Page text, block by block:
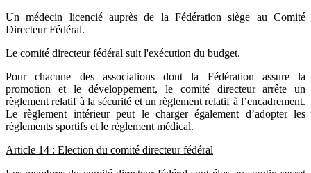
Un médecin licencié auprès de la Fédération siège au Comité
Directeur Fédéral.
Le comité directeur fédéral suit l'exécution du budget.
Pour chacune des associations dont la Fédération assure la
promotion et le développement, le comité directeur arrête un
règlement relatif à la sécurité et un règlement relatif à l’encadrement.
Le règlement intérieur peut le charger également d’adopter les
règlements sportifs et le règlement médical.
Article 14 : Election du comité directeur fédéral